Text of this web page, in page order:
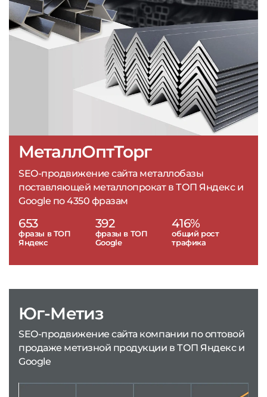
МеталлОптТорг
SEO-продвижение сайта металлобазы
поставляющей металлопрокат в ТОП Яндекс и
Google по 4350 фразам
653
фразы в ТОП
Яндекс
392
фразы в ТОП
Google
416%
общий рост
трафика
Юг-Метиз
SEO-продвижение сайта компании по оптовой
продаже метизной продукции в ТОП Яндекс и
Google